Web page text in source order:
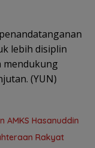
lebih disiplin
mendukung
(YUN)
AMKS Hasanuddin
Rakyat